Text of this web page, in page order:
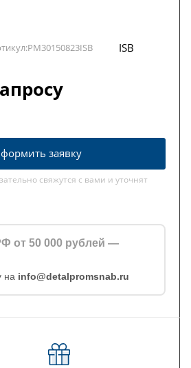
PM30150823ISB ISB
заявку
свяжутся с вами и уточнят
от 50 000 рублей —
на info@detalpromsnab.ru